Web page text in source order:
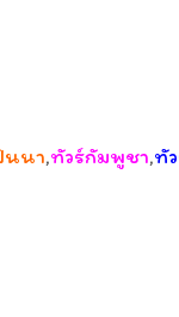
นนา,ทัวร์กัมพูชา,ทั